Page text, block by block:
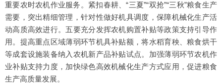
重要农时农机作业服务。紧扣春耕、“三夏”“双抢”“三秋”粮食生产
需要，突出精细管理，针对性做好机具调度，保障机械化生产活
动高质高效进行。五要充分发挥农机购置补贴等政策支持引导作
用。提高重点区域薄弱环节机具补贴额，将水稻育秧、粮食烘干
等成套设施装备纳入农机新产品补贴试点。加强薄弱环节农机作
业补贴支持力度，加快绿色高效机械化生产方式应用，促进粮食
生产高质量发展。